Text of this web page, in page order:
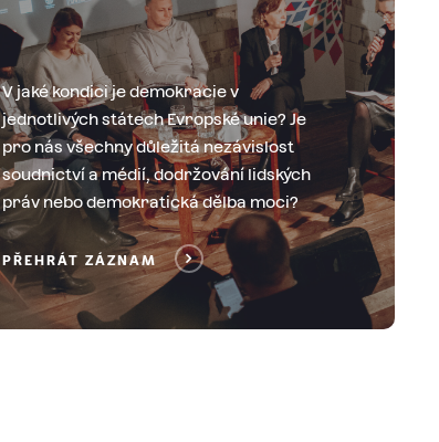
V jaké kondici je demokracie v
jednotlivých státech Evropské unie? Je
pro nás všechny důležitá nezávislost
soudnictví a médií, dodržování lidských
práv nebo demokratická dělba moci?
PŘEHRÁT ZÁZNAM